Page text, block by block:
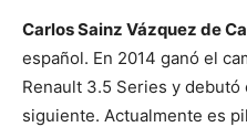
Carlos Sainz Vázquez de
español. En 2014 ganó el
Renault 3.5 Series y debutó
siguiente. Actualmente es